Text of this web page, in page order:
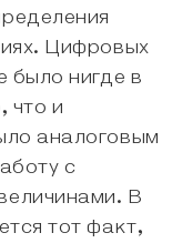
Цифровых
было нигде в
что и
аналоговым
с
В
тот факт,